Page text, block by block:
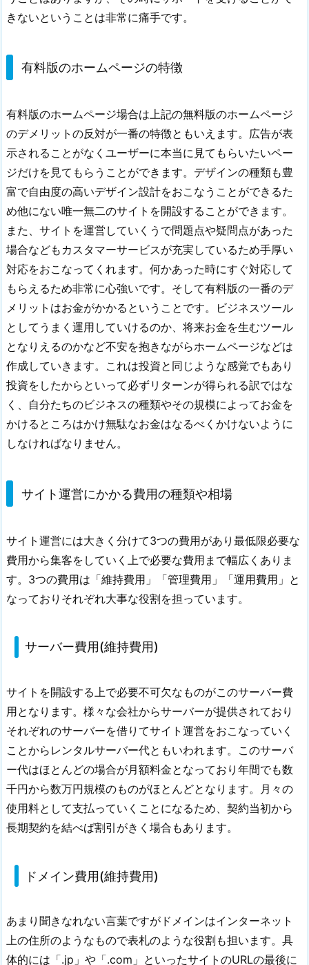
い
料
ホ
ー
ム
ペ
ー
ジ
の
特
サ
イ
ト
運
営
に
か
か
費
の
や
相
場
4.
ー
費
用
(維
持
費
用)
4.
2.
イ
用
(維
持
きないということは非常に痛手です。
有料版のホームページの特徴
有料版のホームページ場合は上記の無料版のホームページ
のデメリットの反対が一番の特徴ともいえます。広告が表
示されることがなくユーザーに本当に見てもらいたいペー
ジだけを見てもらうことができます。デザインの種類も豊
富で自由度の高いデザイン設計をおこなうことができるた
め他にない唯一無二のサイトを開設することができます。
また、サイトを運営していくうで問題点や疑問点があった
場合などもカスタマーサービスが充実しているため手厚い
対応をおこなってくれます。何かあった時にすぐ対応して
もらえるため非常に心強いです。そして有料版の一番のデ
メリットはお金がかかるということです。ビジネスツール
としてうまく運用していけるのか、将来お金を生むツール
となりえるのかなど不安を抱きながらホームページなどは
作成していきます。これは投資と同じような感覚でもあり
投資をしたからといって必ずリターンが得られる訳ではな
く、自分たちのビジネスの種類やその規模によってお金を
かけるところはかけ無駄なお金はなるべくかけないように
しなければなりません。
サイト運営にかかる費用の種類や相場
サイト運営には大きく分けて3つの費用があり最低限必要な
費用から集客をしていく上で必要な費用まで幅広くありま
す。3つの費用は「維持費用」「管理費用」「運用費用」と
なっておりそれぞれ大事な役割を担っています。
サーバー費用(維持費用)
サイトを開設する上で必要不可欠なものがこのサーバー費
用となります。様々な会社からサーバーが提供されており
それぞれのサーバーを借りてサイト運営をおこなっていく
ことからレンタルサーバー代ともいわれます。このサーバ
ー代はほとんどの場合が月額料金となっており年間でも数
千円から数万円規模のものがほとんどとなります。月々の
使用料として支払っていくことになるため、契約当初から
長期契約を結べば割引がきく場合もあります。
ドメイン費用(維持費用)
あまり聞きなれない言葉ですがドメインはインターネット
上の住所のようなもので表札のような役割も担います。具
体的には「.jp」や「.com」といったサイトのURLの最後に